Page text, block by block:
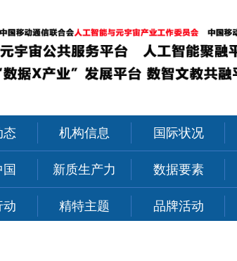
态 机构信息 国际状况
新质生产力 数据要素
动 精特主题 品牌活动